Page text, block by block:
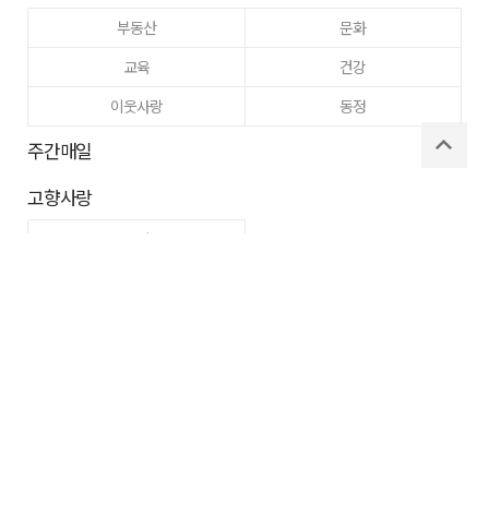
부동산
문화
교육
건강
이웃사랑
동정
주간매일
고향사랑
구미